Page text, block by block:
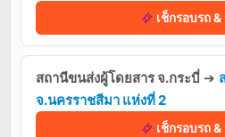
เช็กรอบรถ &
สถานีขนส่งผู้โดยสาร จ.กระบี่ ➔
จ.นครราชสีมา แห่งที่ 2
เช็กรอบรถ &